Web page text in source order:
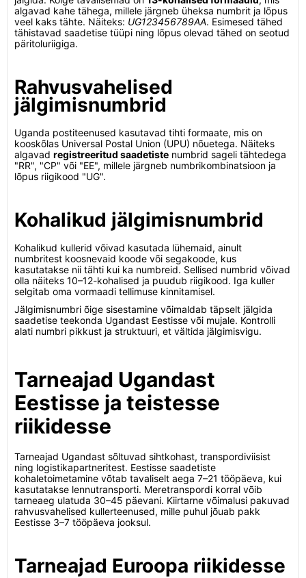
algavad kahe tähega, millele järgneb üheksa numbrit ja lõpus
veel kaks tähte. Näiteks: UG123456789AA. Esimesed tähed
tähistavad saadetise tüüpi ning lõpus olevad tähed on seotud
päritoluriigiga.
Rahvusvahelised
jälgimisnumbrid
Uganda postiteenused kasutavad tihti formaate, mis on
kooskõlas Universal Postal Union (UPU) nõuetega. Näiteks
algavad registreeritud saadetiste numbrid sageli tähtedega
"RR", "CP" või "EE", millele järgneb numbrikombinatsioon ja
lõpus riigikood "UG".
Kohalikud jälgimisnumbrid
Kohalikud kullerid võivad kasutada lühemaid, ainult
numbritest koosnevaid koode või segakoode, kus
kasutatakse nii tähti kui ka numbreid. Sellised numbrid võivad
olla näiteks 10–12-kohalised ja puudub riigikood. Iga kuller
selgitab oma vormaadi tellimuse kinnitamisel.
Jälgimisnumbri õige sisestamine võimaldab täpselt jälgida
saadetise teekonda Ugandast Eestisse või mujale. Kontrolli
alati numbri pikkust ja struktuuri, et vältida jälgimisvigu.
Tarneajad Ugandast
Eestisse ja teistesse
riikidesse
Tarneajad Ugandast sõltuvad sihtkohast, transpordiviisist
ning logistikapartneritest. Eestisse saadetiste
kohaletoimetamine võtab tavaliselt aega 7–21 tööpäeva, kui
kasutatakse lennutransporti. Meretranspordi korral võib
tarneaeg ulatuda 30–45 päevani. Kiirtarne võimalusi pakuvad
rahvusvahelised kullerteenused, mille puhul jõuab pakk
Eestisse 3–7 tööpäeva jooksul.
Tarneajad Euroopa riikidesse